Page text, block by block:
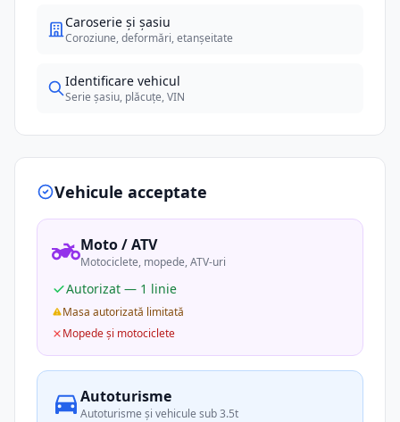
Caroserie și șasiu
Coroziune, deformări, etanșeitate
Identificare vehicul
Serie șasiu, plăcuțe, VIN
Vehicule acceptate
Moto / ATV
Motociclete, mopede, ATV-uri
Autorizat — 1 linie
Masa autorizată limitată
Mopede și motociclete
Autoturisme
Autoturisme și vehicule sub 3.5t